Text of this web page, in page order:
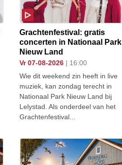
Grachtenfestival: gratis
concerten in Nationaal Park
Nieuw Land
vr 07-08-2026 | 16:00
Wie dit weekend zin heeft in live
muziek, kan zondag terecht in
Nationaal Park Nieuw Land bij
Lelystad. Als onderdeel van het
Grachtenfestival...